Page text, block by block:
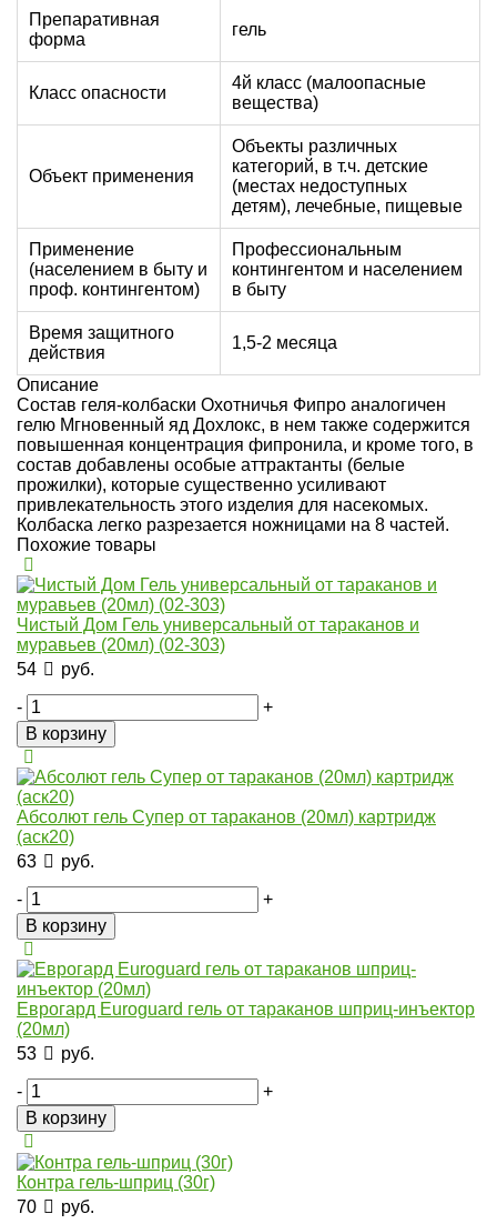
Препаративная
форма
гель
Класс опасности
4й класс (малоопасные
вещества)
Объект применения
Объекты различных
категорий, в т.ч. детские
(местах недоступных
детям), лечебные, пищевые
Применение
(населением в быту и
проф. контингентом)
Профессиональным
контингентом и населением
в быту
Время защитного
действия
1,5-2 месяца
Описание
Состав геля-колбаски Охотничья Фипро аналогичен
гелю Мгновенный яд Дохлокс, в нем также содержится
повышенная концентрация фипронила, и кроме того, в
состав добавлены особые аттрактанты (белые
прожилки), которые существенно усиливают
привлекательность этого изделия для насекомых.
Колбаска легко разрезается ножницами на 8 частей.
Похожие товары
Чистый Дом Гель универсальный от тараканов и
муравьев (20мл) (02-303)
54
руб.
-
+
В корзину
Абсолют гель Супер от тараканов (20мл) картридж
(аск20)
63
руб.
-
+
В корзину
Еврогард Euroguard гель от тараканов шприц-инъектор
(20мл)
53
руб.
-
+
В корзину
Контра гель-шприц (30г)
70
руб.